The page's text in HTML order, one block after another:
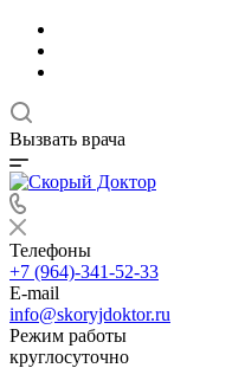
Вызвать врача
Телефоны
+7 (964)-341-52-33
E-mail
info@skoryjdoktor.ru
Режим работы
круглосуточно